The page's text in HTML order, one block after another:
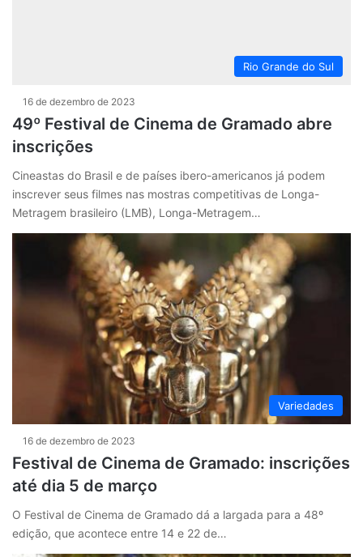
Rio Grande do Sul
16 de dezembro de 2023
49º Festival de Cinema de Gramado abre
inscrições
Cineastas do Brasil e de países ibero-americanos já podem
inscrever seus filmes nas mostras competitivas de Longa-
Metragem brasileiro (LMB), Longa-Metragem…
Variedades
16 de dezembro de 2023
Festival de Cinema de Gramado: inscrições
até dia 5 de março
O Festival de Cinema de Gramado dá a largada para a 48º
edição, que acontece entre 14 e 22 de…